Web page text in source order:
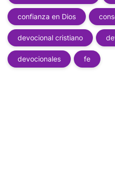
confianza en Dios
devocional cristiano
devocionales fe